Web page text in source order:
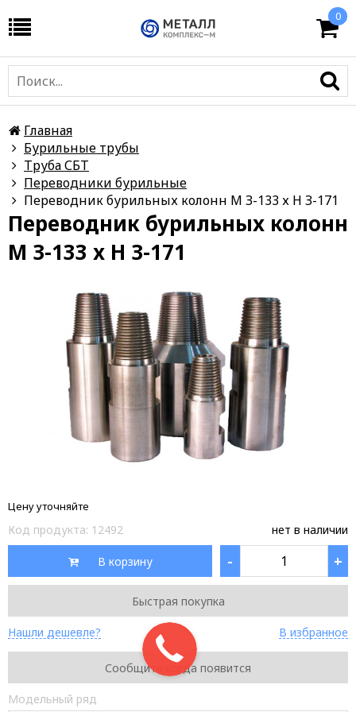
0
Главная
Бурильные трубы
Труба СБТ
Переводники бурильные
Переводник бурильных колонн М З-133 х Н З-171
Переводник бурильных колонн
М З-133 х Н З-171
Цену уточняйте
Код продукта: 12492 нет в наличии
В корзину - +
Быстрая покупка
Нашли дешевле? В избранное
Сообщите когда появится
Модельный ряд